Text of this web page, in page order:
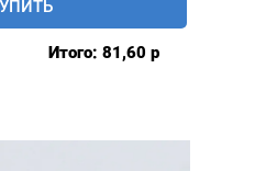
Итого: 81,60 р